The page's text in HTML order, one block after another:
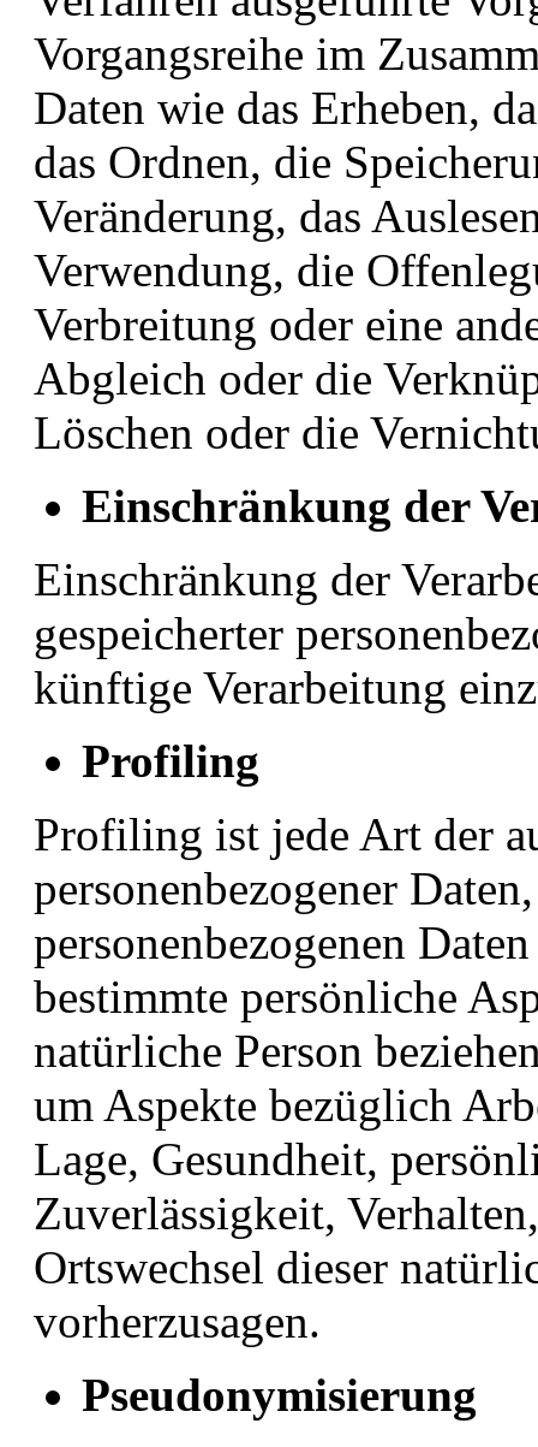
Vorgangsreihe im
Daten wie das Erheben,
das Ordnen, die
Veränderung, das
Verwendung, die
Verbreitung oder eine
Abgleich oder die
Löschen oder die
Einschränkung der
Einschränkung der
gespeicherter
künftige Verarbeitung
Profiling
Profiling ist jede Art der
personenbezogener
personenbezogenen
bestimmte persönliche
natürliche Person
um Aspekte bezüglich
Lage, Gesundheit,
Zuverlässigkeit,
Ortswechsel dieser
vorherzusagen.
Pseudonymisierung